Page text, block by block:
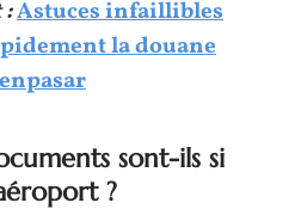
:Astuces infaillibles
la douane
sont-ils si
?